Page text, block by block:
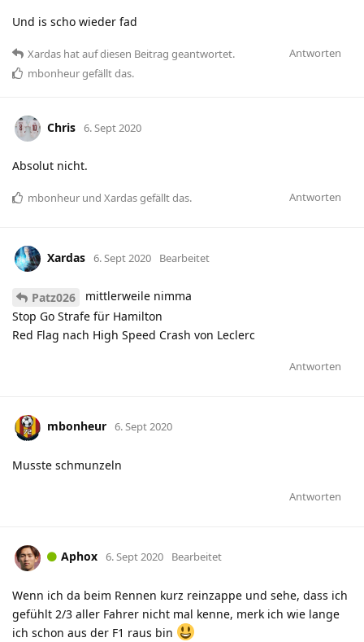
Und is scho wieder fad
Antworten
Xardas hatauf diesen Beitrag geantwortet.
mbonheurgefällt das.
Chris 6. Sept 2020
Absolut nicht.
Antworten
mbonheur und Xardasgefällt das.
Xardas 6. Sept 2020 Bearbeitet
Patz026
mittlerweile nimma
Stop Go Strafe für Hamilton
Red Flag nach High Speed Crash von Leclerc
Antworten
mbonheur 6. Sept 2020
Musste schmunzeln
Antworten
Aphox 6. Sept 2020 Bearbeitet
Wenn ich da beim Rennen kurz reinzappe und sehe, dass ich
gefühlt 2/3 aller Fahrer nicht mal kenne, merk ich wie lange
ich schon aus der F1 raus bin